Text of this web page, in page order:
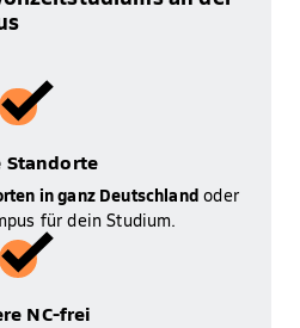
Standorte
in ganz Deutschland oder
für dein Studium.
NC-frei